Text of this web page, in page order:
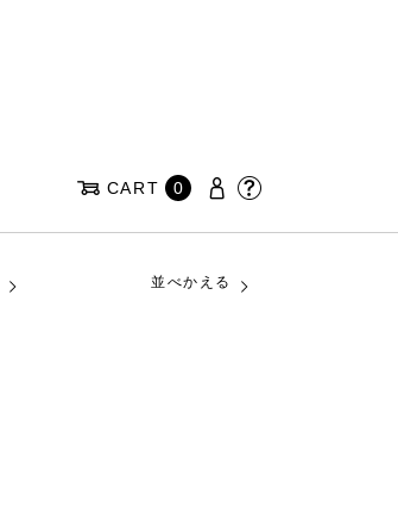
CART 0
並べかえる